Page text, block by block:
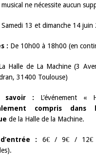
ne nécessite aucun
Samedi 13 et dimanche 14 juin
: De 10h00 à 18h00 (en
Halle de La Machine (3
31400 Toulouse)
savoir : L’événement
compris dans
de la Halle de la Machine.
: 6€ / 9€ / 12€